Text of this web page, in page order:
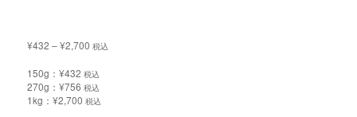
¥432 –¥2,700 税込
150g：¥432 税込
270g：¥756 税込
1kg：¥2,700 税込